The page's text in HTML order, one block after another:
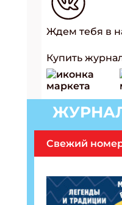
Ждем тебя в
Купить
Свежий